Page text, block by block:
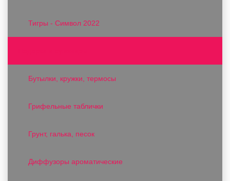
Тигры - Символ 2022
Бутылки, кружки, термосы
Грифельные таблички
Грунт, галька, песок
Диффузоры ароматические